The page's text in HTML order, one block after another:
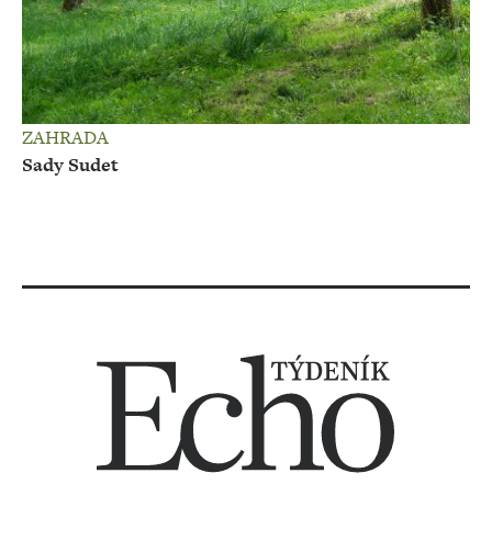
ZAHRADA
Sady Sudet